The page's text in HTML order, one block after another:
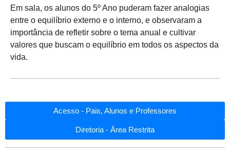
Em sala, os alunos do 5º Ano puderam fazer analogias
entre o equilíbrio externo e o interno, e observaram a
importância de refletir sobre o tema anual e cultivar
valores que buscam o equilíbrio em todos os aspectos da
vida.
Acesso - Pais, Alunos e Professores
Diretoria - Área Restrita